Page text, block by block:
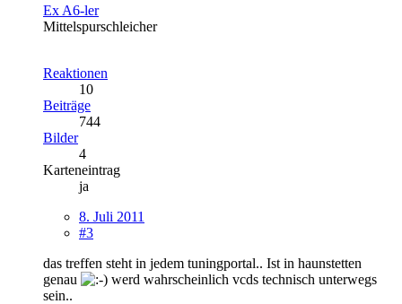
Ex A6-ler
Mittelspurschleicher
Reaktionen
10
Beiträge
744
Bilder
4
Karteneintrag
ja
8. Juli 2011
#3
das treffen steht in jedem tuningportal.. Ist in haunstetten
genau
werd wahrscheinlich vcds technisch unterwegs
sein..